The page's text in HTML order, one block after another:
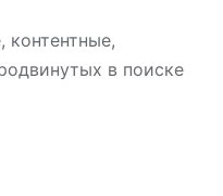
контентные,
в поиске